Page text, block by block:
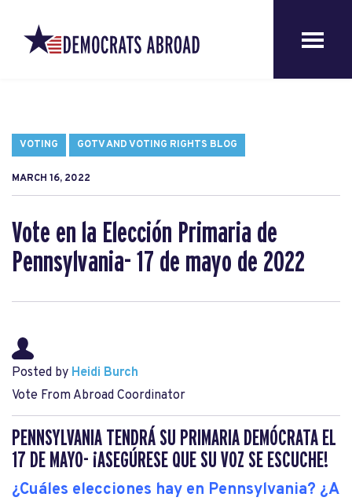
VOTING GOTV AND VOTING RIGHTS BLOG
MARCH 16, 2022
Vote en la Elección Primaria de
Pennsylvania- 17 de mayo de 2022
Posted by Heidi Burch
Vote From Abroad Coordinator
PENNSYLVANIA TENDRÁ SU PRIMARIA DEMÓCRATA EL
17 DE MAYO- ¡ASEGÚRESE QUE SU VOZ SE ESCUCHE!
¿Cuáles elecciones hay en Pennsylvania? ¿A